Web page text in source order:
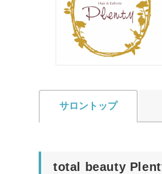
サロントップ
total beauty